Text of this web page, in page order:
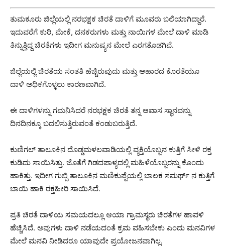
ತುಮಕೂರು ಜಿಲ್ಲೆಯಲ್ಲಿ ನರಭಕ್ಷಕ ಚಿರತೆ ದಾಳಿಗೆ ಮೂವರು ಬಲಿಯಾಗಿದ್ದಾರೆ.
ಇದುವರೆಗೆ ಕುರಿ, ಮೇಕೆ, ದನಕರುಗಳು ಮತ್ತು ನಾಯಿಗಳ ಮೇಲೆ ದಾಳಿ ಮಾಡಿ
ತಿನ್ನುತ್ತಿದ್ದ ಚಿರತೆಗಳು ಇದೀಗ ಮನುಷ್ಯನ ಮೇಲೆ ಎರಗತೊಡಗಿವೆ.
ಜಿಲ್ಲೆಯಲ್ಲಿ ಚಿರತೆಯ ಸಂತತಿ ಹೆಚ್ಚಿರುವುದು ಮತ್ತು ಆಹಾರದ ಕೊರತೆಯೂ
ದಾಳಿ ಅಧಿಕಗೊಳ್ಳಲು ಕಾರಣವಾಗಿದೆ.
ಈ ದಾಳಿಗಳನ್ನು ಗಮನಿಸಿದರೆ ನರಭಕ್ಷಕ ಚಿರತೆ ತನ್ನ ಆವಾಸ ಸ್ಥಾನವನ್ನು
ದಿನದಿನಕ್ಕೂ ಬದಲಿಸುತ್ತಿರುವಂತೆ ಕಂಡುಬರುತ್ತಿದೆ.
ಕುಣಿಗಲ್ ತಾಲೂಕಿನ ದೊಡ್ಡಮಳಲವಾಡಿಯಲ್ಲಿ ವ್ಯಕ್ತಿಯೊಬ್ಬನ ಕುತ್ತಿಗೆ ಸೀಳಿ ರಕ್ತ
ಕುಡಿದು ಸಾಯಿಸಿತ್ತು. ಜೊತೆಗೆ ಗಿಡದಪಾಳ್ಯದಲ್ಲಿ ಮಹಿಳೆಯೊಬ್ಬರನ್ನು ಕೊಂದು
ಹಾಕಿತ್ತು. ಇದೀಗ ಗುಬ್ಬಿ ತಾಲೂಕಿನ ಮಣಿಕುಪ್ಪೆಯಲ್ಲಿ ಬಾಲಕ ಸಮರ್ಥ್ ನ ಕುತ್ತಿಗೆ
ಬಾಯಿ ಹಾಕಿ ರಕ್ತಹೀರಿ ಸಾಯಿಸಿದೆ.
ಪ್ರತಿ ಚಿರತೆ ದಾಳಿಯ ಸಮಯದಲ್ಲೂ ಆಯಾ ಗ್ರಾಮಸ್ಥರು ಚಿರತೆಗಳ ಹಾವಳಿ
ಹೆಚ್ಚಿಸಿದೆ. ಅವುಗಳು ದಾಳಿ ನಡೆಯದಂತೆ ಕ್ರಮ ವಹಿಸಬೇಕು ಎಂದು ಮನವಿಗಳ
ಮೇಲೆ ಮನವಿ ನೀಡಿದರೂ ಯಾವುದೇ ಪ್ರಯೋಜನವಾಗಿಲ್ಲ.